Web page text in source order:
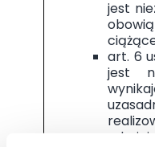
jest
art. 6
jest